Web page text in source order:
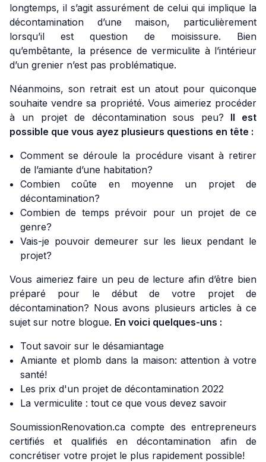
longtemps, il s’agit assurément de celui qui implique la
décontamination d’une maison, particulièrement
lorsqu’il est question de moisissure. Bien
qu’embêtante, la présence de vermiculite à l’intérieur
d’un grenier n’est pas problématique.
Néanmoins, son retrait est un atout pour quiconque
souhaite vendre sa propriété. Vous aimeriez procéder
à un projet de décontamination sous peu? Il est
possible que vous ayez plusieurs questions en tête :
Comment se déroule la procédure visant à retirer
de l’amiante d’une habitation?
Combien coûte en moyenne un projet de
décontamination?
Combien de temps prévoir pour un projet de ce
genre?
Vais-je pouvoir demeurer sur les lieux pendant le
projet?
Vous aimeriez faire un peu de lecture afin d’être bien
préparé pour le début de votre projet de
décontamination? Nous avons plusieurs articles à ce
sujet sur notre blogue. En voici quelques-uns :
Tout savoir sur le désamiantage
Amiante et plomb dans la maison: attention à votre
santé!
Les prix d'un projet de décontamination 2022
La vermiculite : tout ce que vous devez savoir
SoumissionRenovation.ca compte des entrepreneurs
certifiés et qualifiés en décontamination afin de
concrétiser votre projet le plus rapidement possible!